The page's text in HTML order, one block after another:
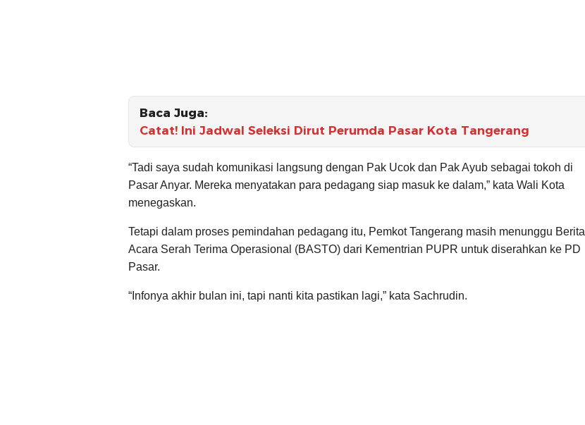
Baca Juga:
Catat! Ini Jadwal Seleksi Dirut Perumda Pasar Kota Tangerang
“Tadi saya sudah komunikasi langsung dengan Pak Ucok dan Pak Ayub sebagai tokoh di
Pasar Anyar. Mereka menyatakan para pedagang siap masuk ke dalam,” kata Wali Kota
menegaskan.
Tetapi dalam proses pemindahan pedagang itu, Pemkot Tangerang masih menunggu Berita
Acara Serah Terima Operasional (BASTO) dari Kementrian PUPR untuk diserahkan ke PD
Pasar.
“Infonya akhir bulan ini, tapi nanti kita pastikan lagi,” kata Sachrudin.